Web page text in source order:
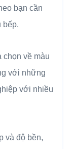
bạn cần
bếp.
chọn về màu
với những
với nhiều
và độ bền,